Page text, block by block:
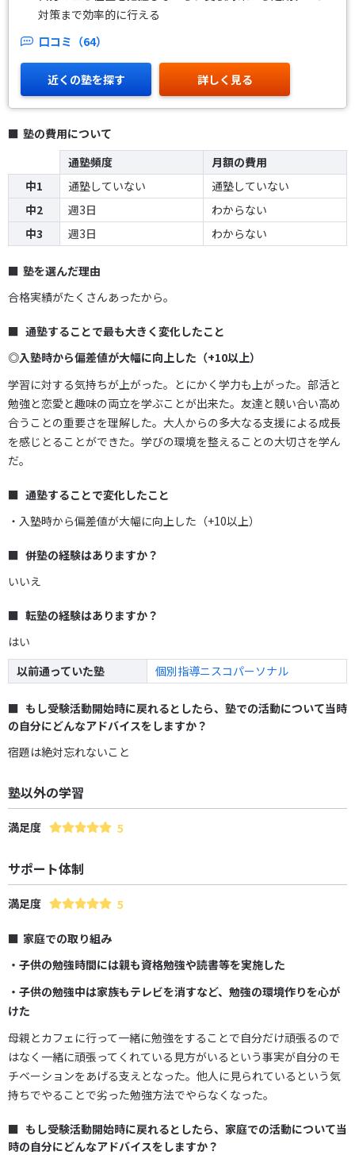
対策まで効率的に行える
口コミ（64）
近くの塾を探す 詳しく見る
塾の費用について
通塾頻度
月額の費用
中1
通塾していない
通塾していない
中2
週3日
わからない
中3
週3日 わからない
塾を選んだ理由
合格実績がたくさんあったから。
通塾することで最も大きく変化したこと
◎入塾時から偏差値が大幅に向上した（+10以上）
学習に対する気持ちが上がった。とにかく学力も上がった。部活と
勉強と恋愛と趣味の両立を学ぶことが出来た。友達と競い合い高め
合うことの重要さを理解した。大人からの多大なる支援による成長
を感じとることができた。学びの環境を整えることの大切さを学ん
だ。
通塾することで変化したこと
・入塾時から偏差値が大幅に向上した（+10以上）
併塾の経験はありますか？
いいえ
転塾の経験はありますか？
はい
以前通っていた塾
個別指導ニスコパーソナル
もし受験活動開始時に戻れるとしたら、塾での活動について当時
の自分にどんなアドバイスをしますか？
宿題は絶対忘れないこと
塾以外の学習
満足度 5
サポート体制
満足度 5
家庭での取り組み
・子供の勉強時間には親も資格勉強や読書等を実施した
・子供の勉強中は家族もテレビを消すなど、勉強の環境作りを心が
けた
母親とカフェに行って一緒に勉強をすることで自分だけ頑張るので
はなく一緒に頑張ってくれている見方がいるという事実が自分のモ
チベーションをあげる支えとなった。他人に見られているという気
持ちでやることで劣った勉強方法でやらなくなった。
もし受験活動開始時に戻れるとしたら、家庭での活動について当
時の自分にどんなアドバイスをしますか？